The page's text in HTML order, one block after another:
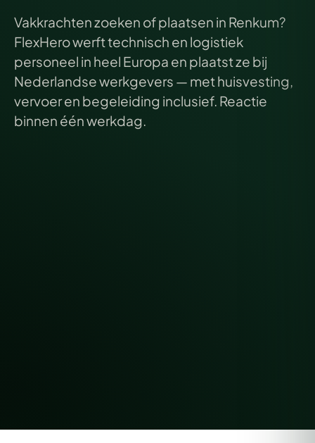
Vakkrachten zoeken of plaatsen in Renkum?
FlexHero werft technisch en logistiek
personeel in heel Europa en plaatst ze bij
Nederlandse werkgevers — met huisvesting,
vervoer en begeleiding inclusief. Reactie
binnen één werkdag.